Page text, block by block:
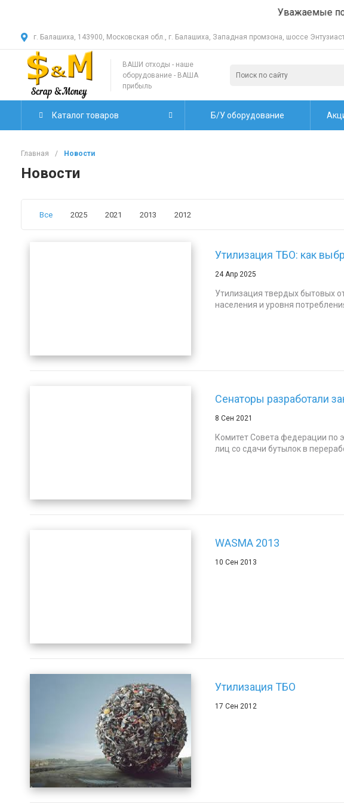
Уважаемые
г. Балашиха, 143900, Московская обл., г. Балашиха, Западная промзона, шоссе
ВАШИ отходы - наше
оборудование - ВАША
прибыль
Каталог товаров Б/У оборудование
Главная / Новости
Новости
Все 2025 2021 2013 2012
Утилизация ТБО: как
24 Апр 2025
Утилизация твердых бытовых
населения и уровня
Сенаторы разработали
8 Сен 2021
Комитет Совета федерации по
лиц со сдачи бутылок в
WASMA 2013
10 Сен 2013
Утилизация ТБО
17 Сен 2012